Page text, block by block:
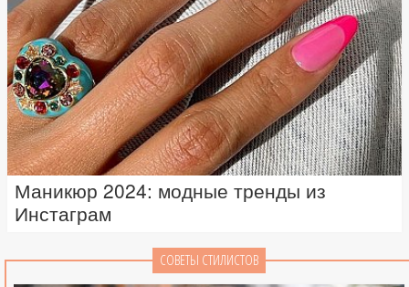
Маникюр 2024: модные тренды из
Инстаграм
СОВЕТЫ СТИЛИСТОВ